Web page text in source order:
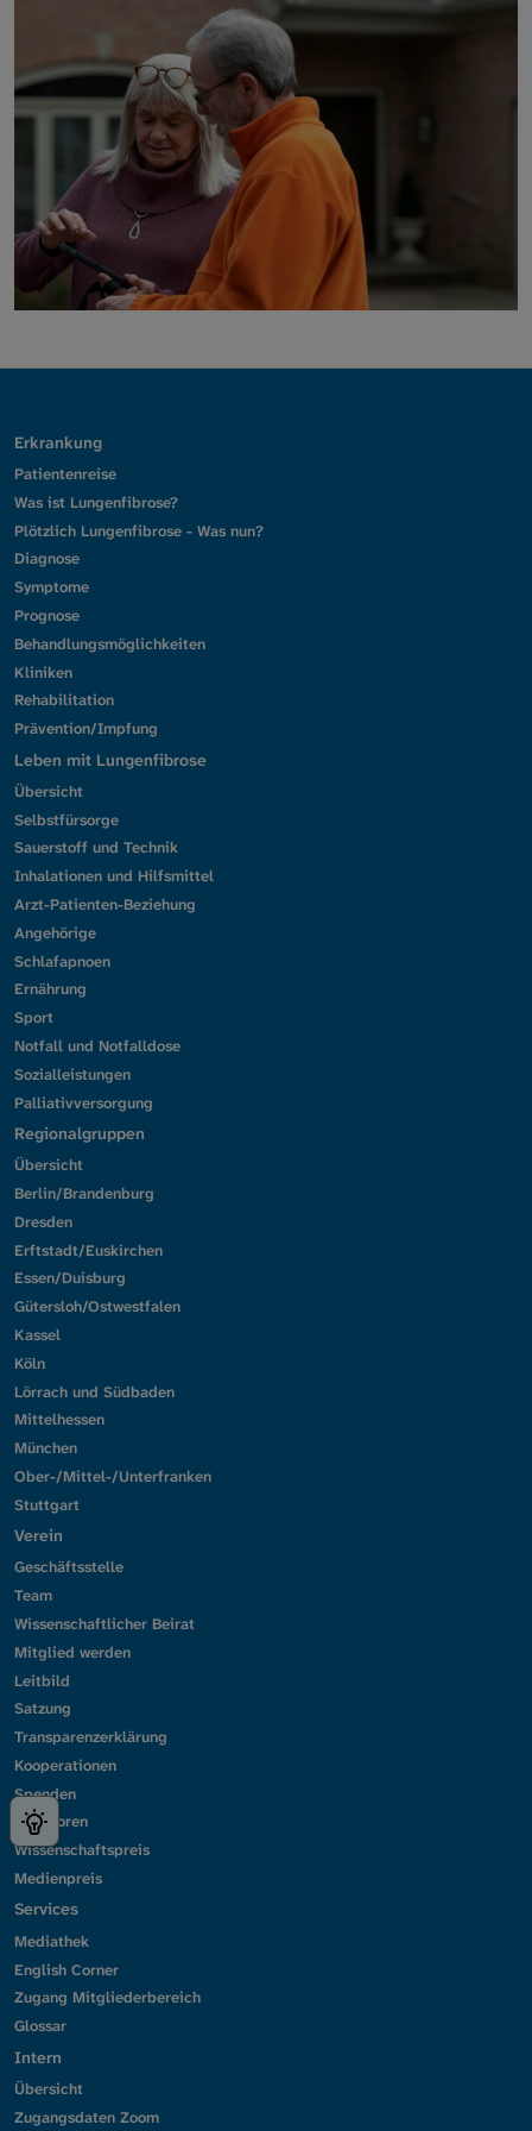
Erkrankung
Patientenreise
Was ist Lungenfibrose?
Plötzlich Lungenfibrose - Was nun?
Diagnose
Symptome
Prognose
Behandlungsmöglichkeiten
Kliniken
Rehabilitation
Prävention/Impfung
Leben mit Lungenfibrose
Übersicht
Selbstfürsorge
Sauerstoff und Technik
Inhalationen und Hilfsmittel
Arzt-Patienten-Beziehung
Angehörige
Schlafapnoen
Ernährung
Sport
Notfall und Notfalldose
Sozialleistungen
Palliativversorgung
Regionalgruppen
Übersicht
Berlin/Brandenburg
Dresden
Erftstadt/Euskirchen
Essen/Duisburg
Gütersloh/Ostwestfalen
Kassel
Köln
Lörrach und Südbaden
Mittelhessen
München
Ober-/Mittel-/Unterfranken
Stuttgart
Verein
Geschäftsstelle
Team
Wissenschaftlicher Beirat
Mitglied werden
Leitbild
Satzung
Transparenzerklärung
Kooperationen
Spenden
Sponsoren
Wissenschaftspreis
Medienpreis
Services
Mediathek
English Corner
Zugang Mitgliederbereich
Glossar
Intern
Übersicht
Zugangsdaten Zoom